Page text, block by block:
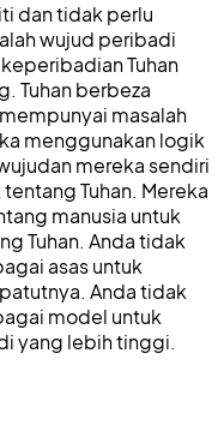
dan tidak perlu
wujud peribadi
Tuhan
Tuhan berbeza
masalah
menggunakan logik
mereka sendiri
Tuhan. Mereka
manusia untuk
Tuhan. Anda tidak
asas untuk
Anda tidak
model untuk
yang lebih tinggi.